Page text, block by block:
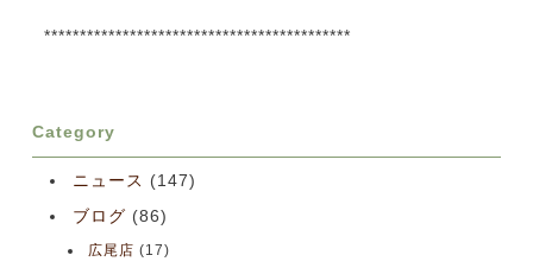
*******************************************
Category
ニュース (147)
ブログ (86)
広尾店 (17)